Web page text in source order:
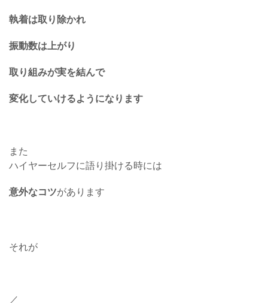
執着は取り除かれ
振動数は上がり
取り組みが実を結んで
変化していけるようになります
また
ハイヤーセルフに語り掛ける時には
意外なコツがあります
それが
／